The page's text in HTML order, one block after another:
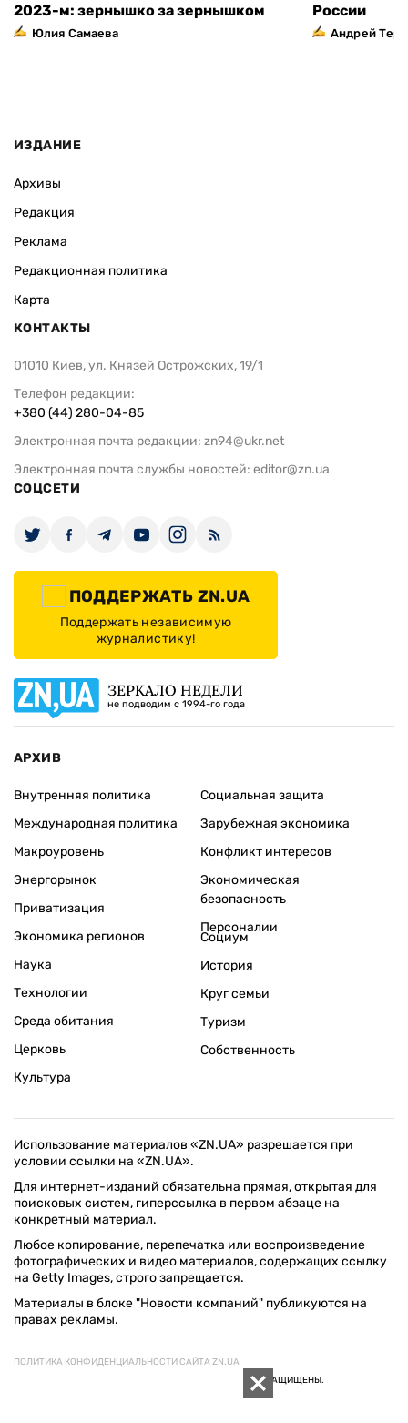
2023-м: зернышко за зернышком
Юлия Самаева
России
Андрей
ИЗДАНИЕ
Архивы
Редакция
Реклама
Редакционная политика
Карта
КОНТАКТЫ
01010 Киев, ул. Князей Острожских, 19/1
Телефон редакции:
+380 (44) 280-04-85
Электронная почта редакции: zn94@ukr.net
Электронная почта службы новостей: editor@zn.ua
СОЦСЕТИ
ПОДДЕРЖАТЬ ZN.UA
Поддержать независимую
журналистику!
ЗЕРКАЛО НЕДЕЛИ
не подводим с 1994-го года
АРХИВ
Внутренняя политика
Международная политика
Макроуровень
Энергорынок
Приватизация
Экономика регионов
Социальная защита
Зарубежная экономика
Конфликт интересов
Экономическая
безопасность
Персоналии
Наука
Технологии
Среда обитания
Церковь
Культура
Социум
История
Круг семьи
Туризм
Собственность
Использование материалов «ZN.UA» разрешается при
условии ссылки на «ZN.UA».
Для интернет-изданий обязательна прямая, открытая для
поисковых систем, гиперссылка в первом абзаце на
конкретный материал.
Любое копирование, перепечатка или воспроизведение
фотографических и видео материалов, содержащих ссылку
на Getty Images, строго запрещается.
Материалы в блоке "Новости компаний" публикуются на
правах рекламы.
ПОЛИТИКА КОНФИДЕНЦИАЛЬНОСТИ САЙТА ZN.UA
© 1994–2026 «ЗЕРКАЛО НЕДЕЛИ. УКРАИНА». ВСЕ ПРАВА ЗАЩИЩЕНЫ.